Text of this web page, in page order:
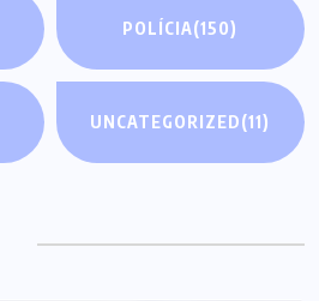
POLÍCIA(150)
UNCATEGORIZED(11)